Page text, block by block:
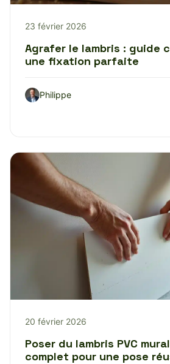
23 février 2026
Agrafer le lambris : guide
une fixation parfaite
Philippe
20 février 2026
Poser du lambris PVC
complet pour une pose